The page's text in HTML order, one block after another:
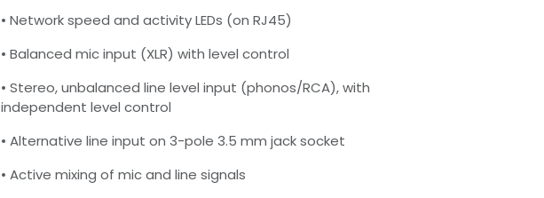
• Network speed and activity LEDs (on RJ45)
• Balanced mic input (XLR) with level control
• Stereo, unbalanced line level input (phonos/RCA), with
independent level control
• Alternative line input on 3-pole 3.5 mm jack socket
• Active mixing of mic and line signals